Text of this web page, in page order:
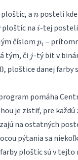
a n
n postelí
ploštíc na i
i-tej
číslom p_i
pi –
tým, či jj-tý bit v
0
0, ploštice danej farby
pomáha
je zistiť, pre
na ostatných
pýtania sa
ploštíc sú v tejto